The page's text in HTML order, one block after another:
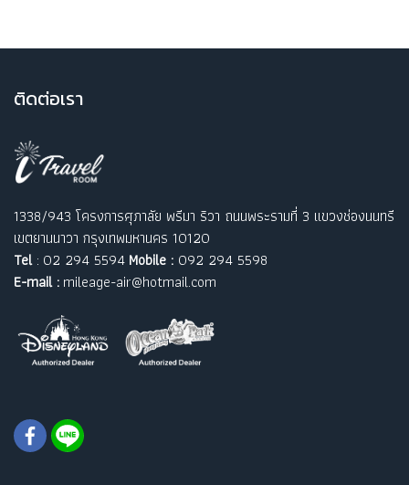
ติดต่อเรา
1338/943 โครงการศุภาลัย พรีมา ริวา ถนนพระรามที่ 3 แขวงช่องนนทรี
เขตยานนาวา กรุงเทพมหานคร 10120
Tel: 02 294 5594 Mobile : 092 294 5598
E-mail : mileage-air@hotmail.com